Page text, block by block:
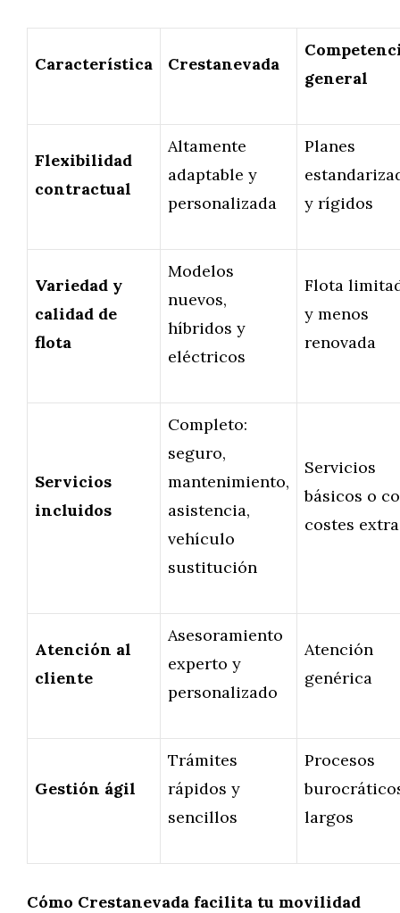
Característica Crestanevada
general
Flexibilidad
contractual
Altamente
adaptable y
personalizada
Planes
y rígidos
Variedad y
calidad de
flota
Modelos
nuevos,
híbridos y
eléctricos
Flota
y menos
renovada
Servicios
incluidos
Completo:
seguro,
mantenimiento,
asistencia,
vehículo
sustitución
Servicios
básicos o
costes extra
Atención al
cliente
Asesoramiento
experto y
personalizado
Atención
genérica
Gestión ágil
Trámites
rápidos y
sencillos
Procesos
largos
Cómo Crestanevada facilita tu movilidad